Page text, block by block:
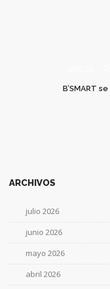
B’SMART
ARCHIVOS
julio 2026
junio 2026
mayo 2026
abril 2026